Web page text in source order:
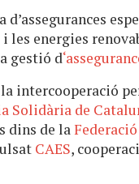
energies
gestió d
intercooperació
Solidària de
dins de la
CAES,